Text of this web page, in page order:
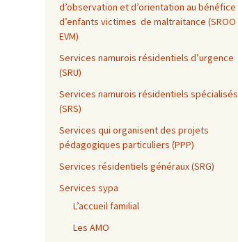
d’observation et d’orientation au bénéfice
d’enfants victimes de maltraitance (SROO
EVM)
Services namurois résidentiels d’urgence
(SRU)
Services namurois résidentiels spécialisés
(SRS)
Services qui organisent des projets
pédagogiques particuliers (PPP)
Services résidentiels généraux (SRG)
Services sypa
L’accueil familial
Les AMO